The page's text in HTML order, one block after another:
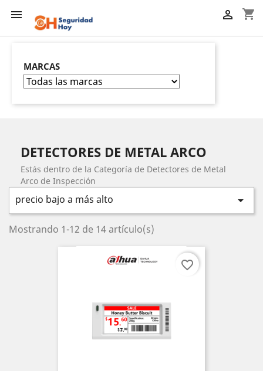
 shopping_cart

MARCAS
DETECTORES DE METAL ARCO
Estás dentro de la Categoría de Detectores de Metal
Arco de Inspección
precio bajo a más alto 
Mostrando 1-12 de 14 artículo(s)
favorite_border